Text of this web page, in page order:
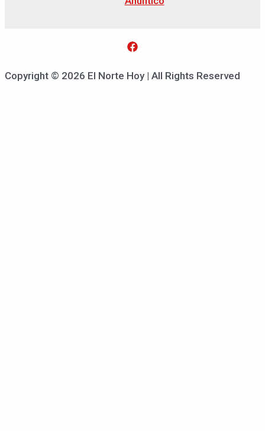
Copyright © 2026 El Norte Hoy | All Rights Reserved